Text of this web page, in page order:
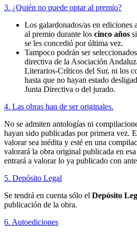
3. ¿Quién no puede optar al premio?
Los galardonados/as en ediciones
al premio durante los cinco años
se les concedió por última vez.
Tampoco podrán ser
directiva de la Asociación
Literarios-Críticos del Sur, ni los
hasta que no hayan estado
Junta Directiva o del jurado.
4. Las obras han de ser originales.
No se admiten antologías ni
hayan sido publicadas por primera vez.
valorar sea inédita y esté en una
valorará la obra original publicada en
entrará a valorar lo ya publicado con
5. Depósito Legal
Se tendrá en cuenta sólo el Depósito
publicación de la obra.
6. Autoediciones